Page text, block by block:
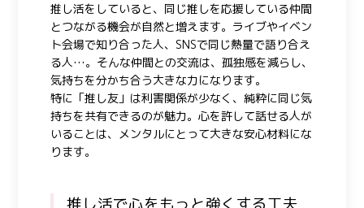
推し活をしていると、同じ推しを応援している仲間
とつながる機会が自然と増えます。ライブやイベン
ト会場で知り合った人、SNSで同じ熱量で語り合え
る人…。そんな仲間との交流は、孤独感を減らし、
気持ちを分かち合う大きな力になります。
特に「推し友」は利害関係が少なく、純粋に同じ気
持ちを共有できるのが魅力。心を許して話せる人が
いることは、メンタルにとって大きな安心材料にな
ります。